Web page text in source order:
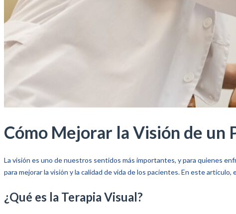
Cómo Mejorar la Visión de un
La visión es uno de nuestros sentidos más importantes, y para quienes
para mejorar la visión y la calidad de vida de los pacientes. En este
¿Qué es la Terapia Visual?